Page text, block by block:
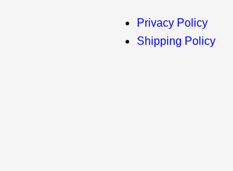
Privacy Policy
Shipping Policy